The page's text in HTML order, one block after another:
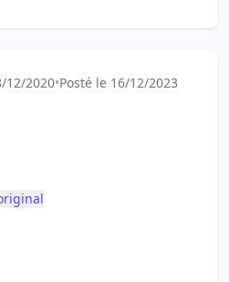
12/2020•Posté le 16/12/2023